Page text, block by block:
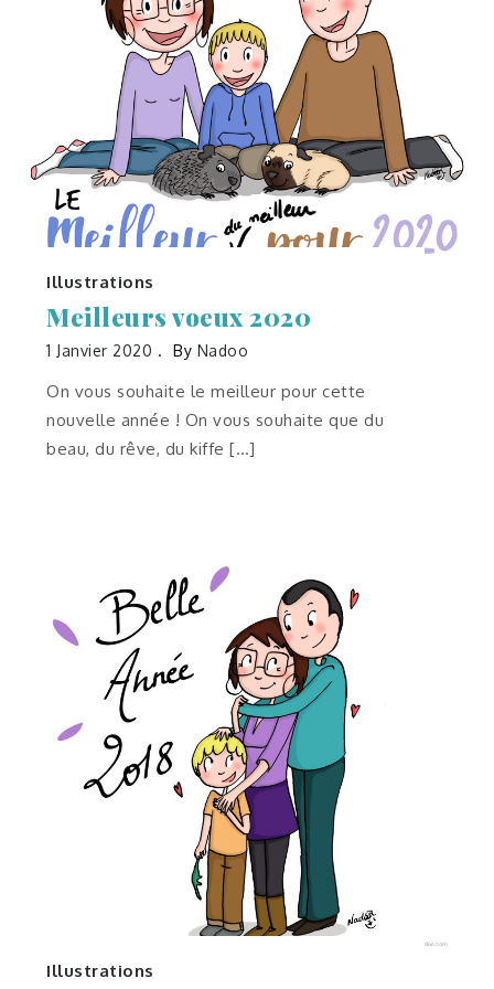
Illustrations
Meilleurs voeux 2020
1 Janvier 2020 By Nadoo
On vous souhaite le meilleur pour cette
nouvelle année ! On vous souhaite que du
beau, du rêve, du kiffe […]
Illustrations